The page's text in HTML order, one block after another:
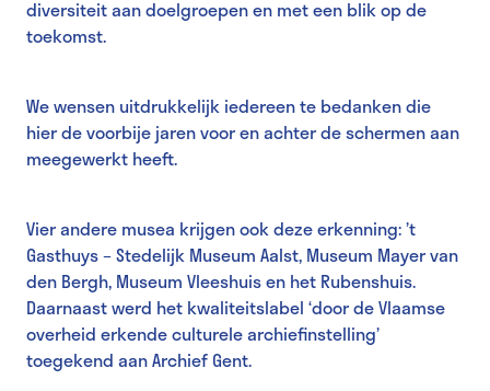
diversiteit aan doelgroepen en met een blik op de
toekomst.
We wensen uitdrukkelijk iedereen te bedanken die
hier de voorbije jaren voor en achter de schermen aan
meegewerkt heeft.
Vier andere musea krijgen ook deze erkenning: ’t
Gasthuys – Stedelijk Museum Aalst, Museum Mayer van
den Bergh, Museum Vleeshuis en het Rubenshuis.
Daarnaast werd het kwaliteitslabel ‘door de Vlaamse
overheid erkende culturele archiefinstelling’
toegekend aan Archief Gent.